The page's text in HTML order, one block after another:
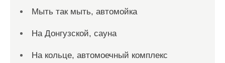
Мыть так мыть, автомойка
На Донгузской, сауна
На кольце, автомоечный комплекс